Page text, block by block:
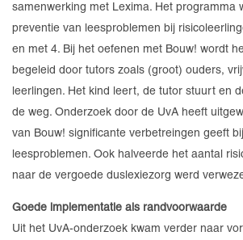
samenwerking met Lexima. Het programma
preventie van leesproblemen bij
en met 4. Bij het oefenen met Bouw! wordt
begeleid door tutors zoals (groot) ouders,
leerlingen. Het kind leert, de tutor stuurt en
de weg. Onderzoek door de UvA heeft
van Bouw! significante verbetreingen geeft
leesproblemen. Ook halveerde het aantal
naar de vergoede duslexiezorg werd
Goede implementatie als randvoorwaarde
Uit het UvA-onderzoek kwam verder naar